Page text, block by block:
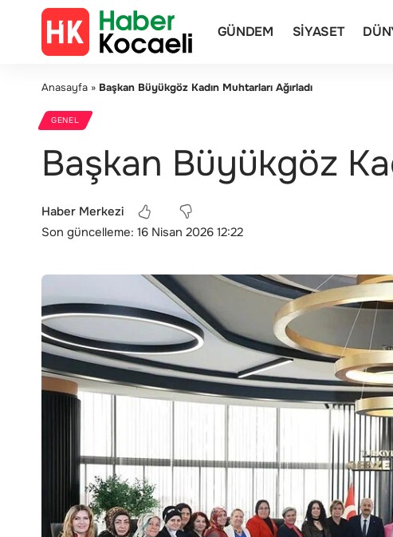
GÜNDEM SIYASET
Anasayfa » Başkan Büyükgöz Kadın Muhtarları Ağırladı
GENEL
Başkan Büyükgöz
Son güncelleme: 16 Nisan 2026 12:22
Haber Merkezi